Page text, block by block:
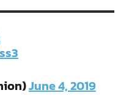
June 4, 2019